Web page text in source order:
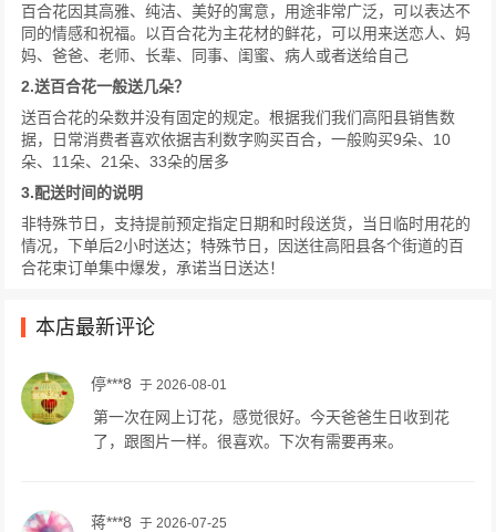
百合花因其高雅、纯洁、美好的寓意，用途非常广泛，可以表达不
同的情感和祝福。以百合花为主花材的鲜花，可以用来送恋人、妈
妈、爸爸、老师、长辈、同事、闺蜜、病人或者送给自己
2.送百合花一般送几朵？
送百合花的朵数并没有固定的规定。根据我们我们高阳县销售数
据，日常消费者喜欢依据吉利数字购买百合，一般购买9朵、10
朵、11朵、21朵、33朵的居多
3.配送时间的说明
非特殊节日，支持提前预定指定日期和时段送货，当日临时用花的
情况，下单后2小时送达；特殊节日，因送往高阳县各个街道的百
合花束订单集中爆发，承诺当日送达！
本店最新评论
停***8 于 2026-08-01
第一次在网上订花，感觉很好。今天爸爸生日收到花
了，跟图片一样。很喜欢。下次有需要再来。
蒋***8 于 2026-07-25